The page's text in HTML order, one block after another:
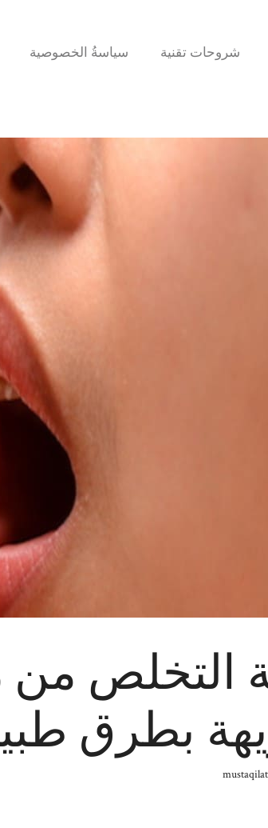
شروحات تقنية سياسةُ الخصوصية
التخلص من
بطرق
mustaqilat